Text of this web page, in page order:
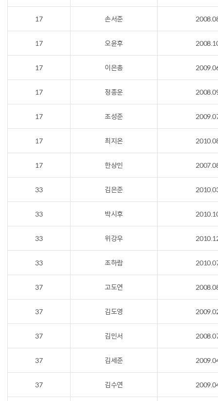
17 손서준
17 오윤후
17 이은총
17 정종운
17 조성준
17 최지온
17 한상민
33 김은준
33 박시후
33 위강우
33 조하람
37 고도연
37 김도영
37 김민서
37 김세준
37 김수연